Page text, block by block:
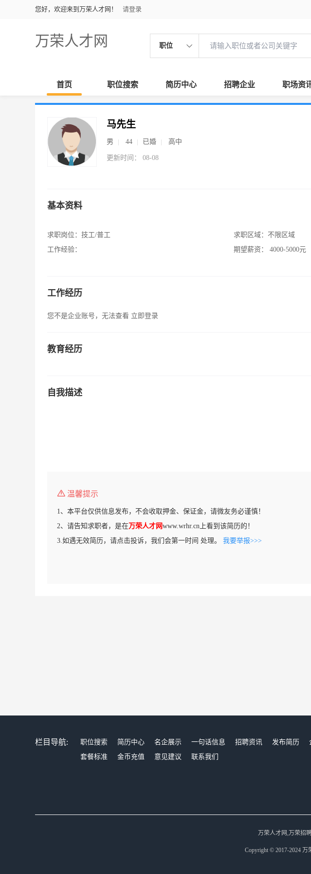
您好，欢迎来到万荣人才网！ 请登录
万荣人才网 职位
首页 职位搜索 简历中心 招聘企业 职场资
马先生
男 44 已婚 高中
更新时间： 08-08
基本资料
求职岗位： 技工/普工
工作经验：
求职区域： 不限区域
期望薪资：
4000-5000元
工作经历
您不是企业账号，无法查看 立即登录
教育经历
自我描述
温馨提示
1、本平台仅供信息发布，不会收取押金、保证金，请微友务必谨慎！
2、请告知求职者，是在万荣人才网www.wrhr.cn上看到该简历的！
3.如遇无效简历，请点击投诉，我们会第一时间 处理。 我要举报>>>
栏目导航: 职位搜索 简历中心 名企展示 一句话信息 招聘资讯 发布简历
套餐标准
金币充值 意见建议 联系我们
万荣人才网,万荣招
Copyright © 2017-2024 万